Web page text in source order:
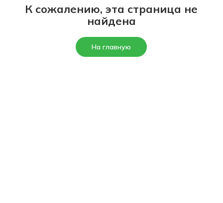
К сожалению, эта страница не
найдена
На главную